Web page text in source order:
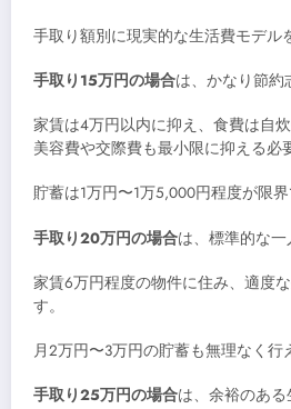
手取り額別に現実的な生活費モデル
手取り15万円の場合は、かなり節約
家賃は4万円以内に抑え、食費は自
美容費や交際費も最小限に抑える必
貯蓄は1万円〜1万5,000円程度が限界
手取り20万円の場合は、標準的な一
家賃6万円程度の物件に住み、適度
す。
月2万円〜3万円の貯蓄も無理なく行
手取り25万円の場合は、余裕のある